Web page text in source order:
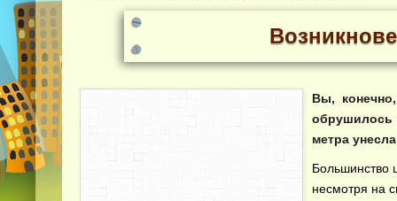
Вы,
обрушилось
метра
Большинство
несмотря на